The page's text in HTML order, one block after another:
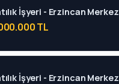
İşyeri - Erzincan Merkez
TL
İşyeri - Erzincan Merkez